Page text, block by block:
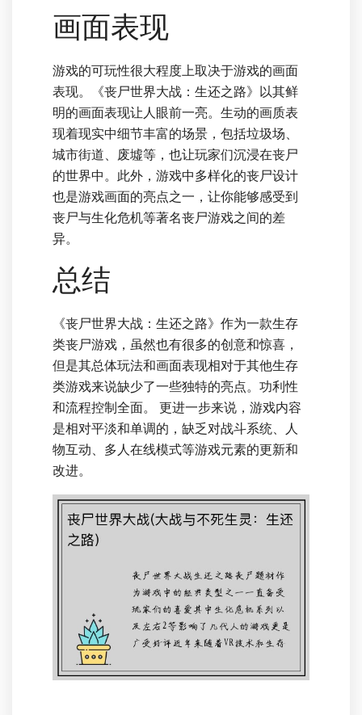
画面表现
游戏的可玩性很大程度上取决于游戏的画面
表现。《丧尸世界大战：生还之路》以其鲜
明的画面表现让人眼前一亮。生动的画质表
现着现实中细节丰富的场景，包括垃圾场、
城市街道、废墟等，也让玩家们沉浸在丧尸
的世界中。此外，游戏中多样化的丧尸设计
也是游戏画面的亮点之一，让你能够感受到
丧尸与生化危机等著名丧尸游戏之间的差
异。
总结
《丧尸世界大战：生还之路》作为一款生存
类丧尸游戏，虽然也有很多的创意和惊喜，
但是其总体玩法和画面表现相对于其他生存
类游戏来说缺少了一些独特的亮点。功利性
和流程控制全面。 更进一步来说，游戏内容
是相对平淡和单调的，缺乏对战斗系统、人
物互动、多人在线模式等游戏元素的更新和
改进。